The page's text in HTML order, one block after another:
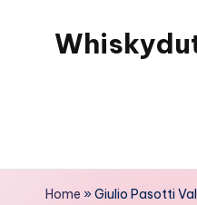
Home »Giulio Pasotti